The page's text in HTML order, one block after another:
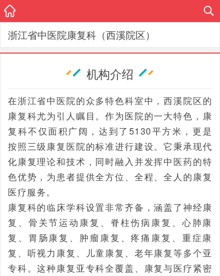
浙江省中医院康复科（西溪院区）
机构介绍
在浙江省中医院的众多特色科室中，西溪院区的
康复科尤为引人瞩目。作为医院的一大特色，康
复科不仅面积广阔，达到了5130平方米，更是
按照三级康复医院的标准进行建设。它秉承现代
化康复理论和技术，同时融入并发挥中医药的特
色优势，为患者提供全方位、全程、全人的康复
医疗服务。
康复科的临床学科设置非常齐备，涵盖了神经康
复、骨关节运动康复、脊柱伤病康复、心肺康
复、胃肠康复、肿瘤康复、疼痛康复、重症康
复、听视力康复、儿童康复、老年康复等多个亚
专科。这种康复亚专科全覆盖、康复与医疗紧密